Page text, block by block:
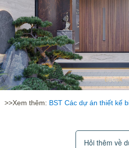
>>Xem thêm: BST Các dự án thiết kế
Hỏi thêm về